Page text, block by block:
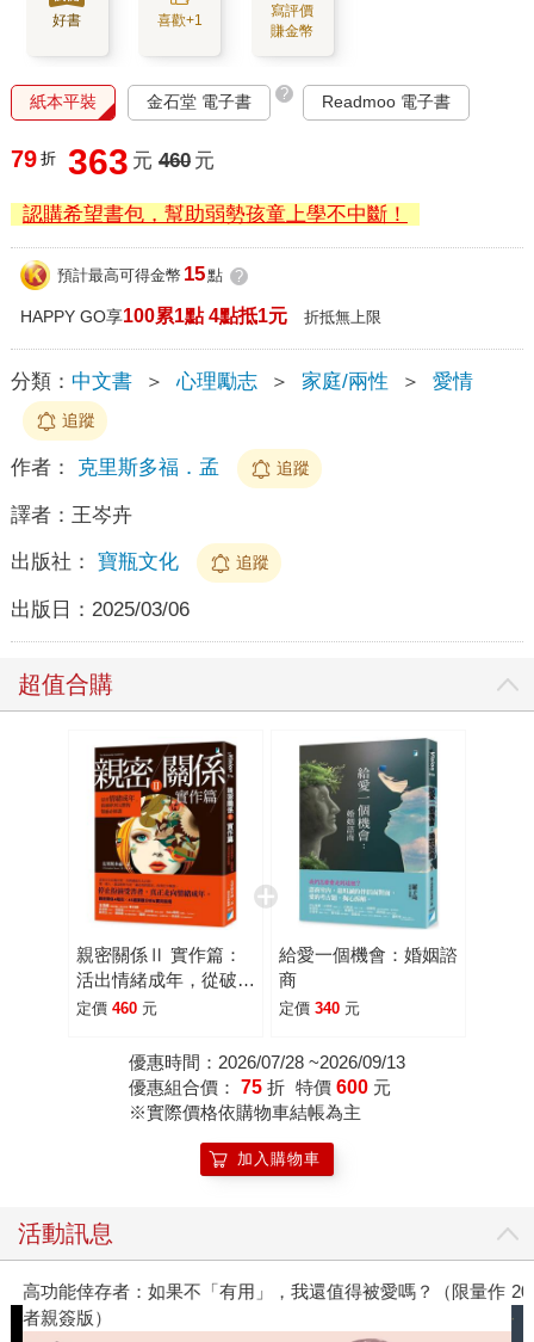
好書 喜歡+1
寫評價
賺金幣
紙本平裝 金石堂 電子書 ? Readmoo 電子書
79 折 363 元 460 元
認購希望書包，幫助弱勢孩童上學不中斷！
預計最高可得金幣 15點 ?
HAPPY GO享100累1點 4點抵1元 折抵無上限
分類： 中文書 ＞ 心理勵志 ＞ 家庭/兩性 ＞ 愛情
追蹤
作者： 克里斯多福．孟 追蹤
譯者： 王岑卉
出版社： 寶瓶文化 追蹤
出版日： 2025/03/06
超值合購
親密關係Ⅱ 實作篇：
活出情緒成年，從破碎
到完整的情感必修課
定價 460 元
給愛一個機會：婚姻諮
商
定價 340 元
優惠時間：2026/07/28 ~2026/09/13
優惠組合價： 75 折 特價 600 元
※實際價格依購物車結帳為主
加入購物車
活動訊息
高功能倖存者：如果不「有用」，我還值得被愛嗎？（限量作
者親簽版）